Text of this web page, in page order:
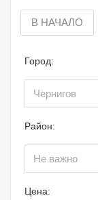
В НАЧАЛО
Город:
Район:
Цена: